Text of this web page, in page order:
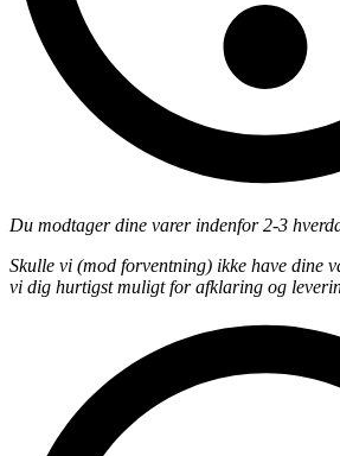
Du modtager dine varer indenfor 2-3
Skulle vi (mod forventning) ikke have dine
vi dig hurtigst muligt for afklaring og